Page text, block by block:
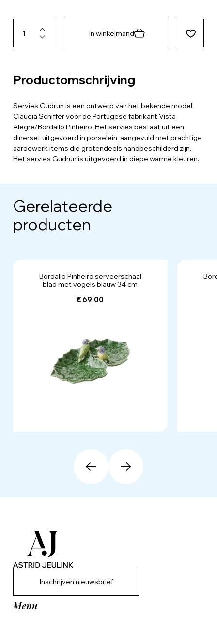
In winkelmand
Productomschrijving
Servies Gudrun is een ontwerp van het bekende model
Claudia Schiffer voor de Portugese fabrikant Vista
Alegre/Bordallo Pinheiro. Het servies bestaat uit een
dinerset uitgevoerd in porselein, aangevuld met prachtige
aardewerk items die grotendeels handbeschilderd zijn.
Het servies Gudrun is uitgevoerd in diepe warme kleuren.
Gerelateerde
producten
Bordallo Pinheiro serveerschaal
blad met vogels blauw 34 cm
€ 69,00
Inschrijven nieuwsbrief
Menu